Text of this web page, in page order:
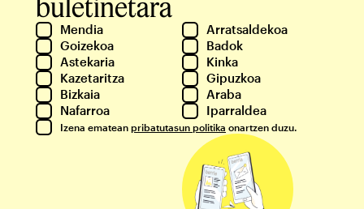
Mendia
Arratsaldekoa
Goizekoa
Badok
Astekaria
Kinka
Kazetaritza
Gipuzkoa
Bizkaia
Araba
Nafarroa
Iparraldea
Izena ematean pribatutasun politika onartzen duzu.